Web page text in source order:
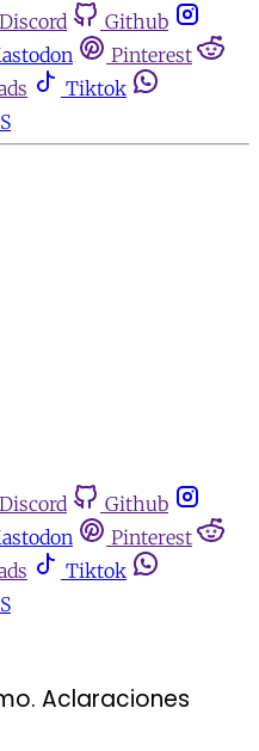
Discord
Github
Pinterest
Tiktok
Discord
Github
Pinterest
Tiktok
Aclaraciones